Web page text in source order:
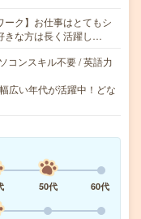
ーク】お仕事はとてもシ
きな方は長く活躍し…
コンスキル不要 / 英語力
広い年代が活躍中！どな
50代
60代